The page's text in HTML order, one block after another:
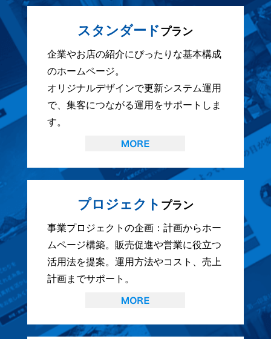
スタンダードプラン
企業やお店の紹介にぴったりな基本構成
のホームページ。
オリジナルデザインで更新システム運用
で、集客につながる運用をサポートしま
す。
プロジェクト プラン
事業プロジェクトの企画：計画からホー
ムページ構築。販売促進や営業に役立つ
活用法を提案。運用方法やコスト、売上
計画までサポート。